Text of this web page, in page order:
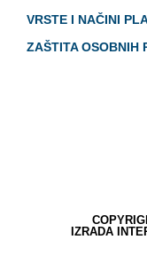
VRSTE I NAČINI
ZAŠTITA OSOBNIH
IZRADA